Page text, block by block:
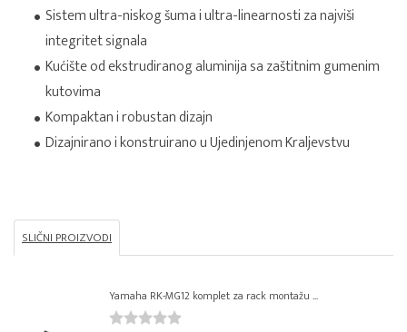
Sistem ultra-niskog šuma i ultra-linearnosti za najviši
integritet signala
Kućište od ekstrudiranog aluminija sa zaštitnim gumenim
kutovima
Kompaktan i robustan dizajn
Dizajnirano i konstruirano u Ujedinjenom Kraljevstvu
SLIČNI PROIZVODI
Yamaha RK-MG12 komplet za rack montažu ...